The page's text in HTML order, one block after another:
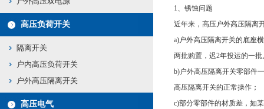
高压负荷开关
隔离开关
户内高压负荷开关
户外高压隔离开关
高压电气
1、锈蚀问题
近年来，高压户外高压隔离
a)户外高压隔离开关的底座
两批购置，迟2年投运的一
b)户外高压隔离开关零部件
高压隔离开关的正常操作；
c)部分零部件的材质差，如